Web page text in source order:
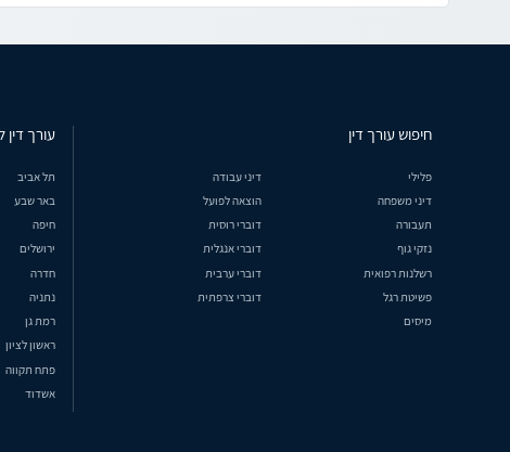
חיפוש עורך דין
פלילי
דיני עבודה
דיני משפחה
הוצאה לפועל
תעבורה
דוברי רוסית
נזקי גוף
דוברי אנגלית
רשלנות רפואית
דוברי ערבית
פשיטת רגל
דוברי צרפתית
מיסים
עורך דין
תל אביב
באר שבע
חיפה
ירושלים
חדרה
נתניה
רמת גן
ראשון לציון
פתח תקווה
אשדוד